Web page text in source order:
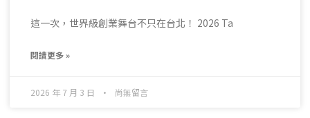
這一次，世界級創業舞台不只在台北！ 2026 Ta
閱讀更多 »
2026 年 7 月 3 日 尚無留言